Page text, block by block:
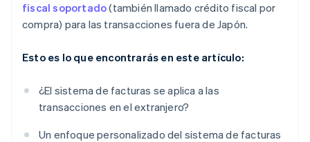
fiscal soportado(también llamado crédito fiscal por
compra) para las transacciones fuera de Japón.
Esto es lo que encontrarás en este artículo:
¿El sistema de facturas se aplica a las
transacciones en el extranjero?
Un enfoque personalizado del sistema de facturas